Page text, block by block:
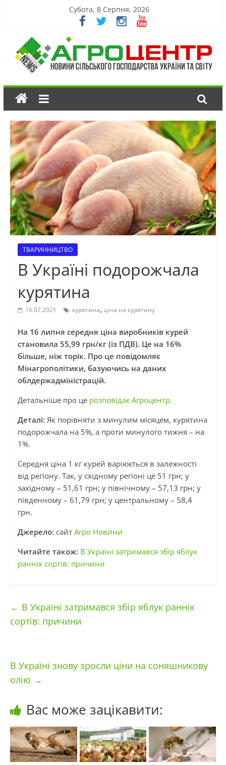
Субота, 8 Серпня, 2026
ТВАРИННИЦТВО
В Україні подорожчала
курятина
16.07.2021 курятина, ціна на курятину
На 16 липня середня ціна виробників курей
становила 55,99 грн/кг (із ПДВ). Це на 16%
більше, ніж торік. Про це повідомляє
Мінагрополітики, базуючись на даних
облдержадміністрацій.
Детальніше про це розповідає Агроцентр.
Деталі: Як порівняти з минулим місяцем, курятина
подорожчала на 5%, а проти минулого тижня – на
1%.
Середня ціна 1 кг курей варіюється в залежності
від регіону. Так, у східному регіоні це 51 грн; у
західному – 51,61 грн; у північному – 57,13 грн; у
південному – 61,79 грн; у центральному – 58,4
грн.
Джерело: сайт Агро Новини
Читайте також: В Україні затримався збір яблук
ранніх сортів: причини
← В Україні затримався збір яблук ранніх
сортів: причини
В Україні знову зросли ціни на соняшникову
олію →
Вас може зацікавити: